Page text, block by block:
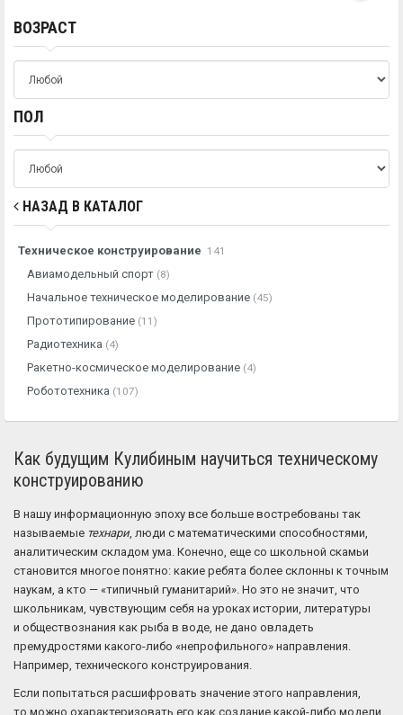
ВОЗРАСТ
ПОЛ
НАЗАД В КАТАЛОГ
Техническое конструирование 141
Авиамодельный спорт (8)
Начальное техническое моделирование (45)
Прототипирование (11)
Радиотехника (4)
Ракетно-космическое моделирование (4)
Робототехника (107)
Как будущим Кулибиным научиться техническому
конструированию
В нашу информационную эпоху все больше востребованы так
называемые технари, люди с математическими способностями,
аналитическим складом ума. Конечно, еще со школьной скамьи
становится многое понятно: какие ребята более склонны к точным
наукам, а кто — «типичный гуманитарий». Но это не значит, что
школьникам, чувствующим себя на уроках истории, литературы
и обществознания как рыба в воде, не дано овладеть
премудростями какого-либо «непрофильного» направления.
Например, технического конструирования.
Если попытаться расшифровать значение этого направления,
то можно охарактеризовать его как создание какой-либо модели